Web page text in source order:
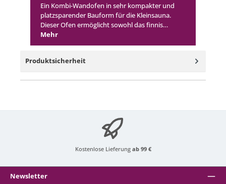
Ein Kombi-Wandofen in sehr kompakter und
platzsparender Bauform für die Kleinsauna.
Dieser Ofen ermöglicht sowohl das finnis…
Mehr
Produktsicherheit
Kostenlose Lieferung ab 99 €
Newsletter